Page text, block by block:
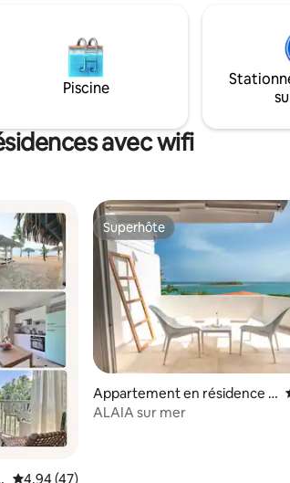
Clairs,
sont
durant votre séjour.
Piscine
avec wifi
Évaluation moyenne sur la base de 47
4,94 (47)
Superhôte
Superhôte
Appartement en résidence ⋅
Le Gosier
ALAIA sur mer